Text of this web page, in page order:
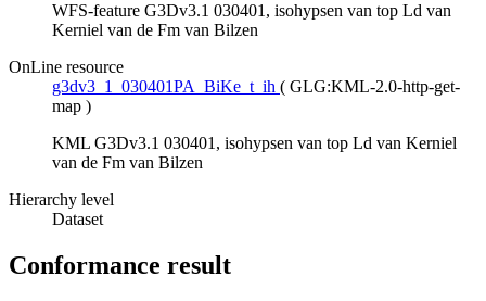
WFS-feature G3Dv3.1 030401, isohypsen van top Ld van
Kerniel van de Fm van Bilzen
OnLine resource
g3dv3_1_030401PA_BiKe_t_ih ( GLG:KML-2.0-http-get-
map )
KML G3Dv3.1 030401, isohypsen van top Ld van Kerniel
van de Fm van Bilzen
Hierarchy level
Dataset
Conformance result